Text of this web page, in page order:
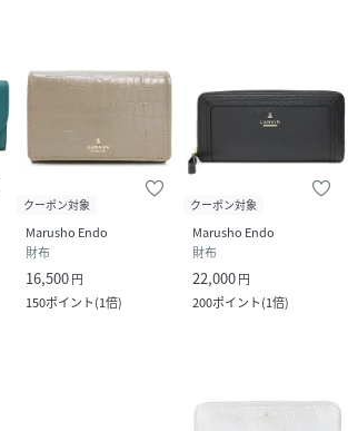
クーポン対象
Marusho Endo
財布
16,500円
150ポイント(1倍)
クーポン対象
Marusho Endo
財布
22,000円
200ポイント(1倍)